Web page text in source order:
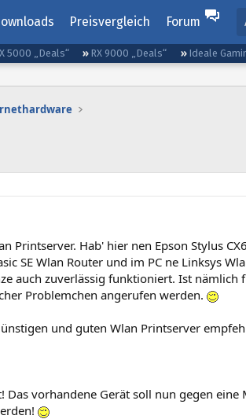
Preisvergleich Forum
5000 „Deals“ RX 9000 „Deals“ Ideale
Printserver. Hab' hier nen Epson Stylus
SE Wlan Router und im PC ne Linksys
auch zuverlässig funktioniert. Ist
Problemchen angerufen werden.
und guten Wlan Printserver
Das vorhandene Gerät soll nun gegen